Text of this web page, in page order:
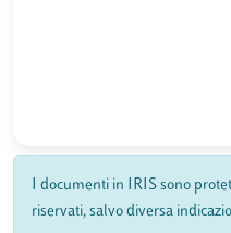
I documenti in IRIS sono
riservati, salvo diversa